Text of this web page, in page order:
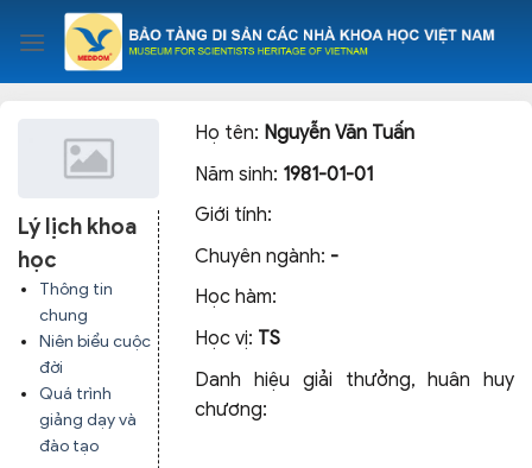
content
Lý lịch khoa
học
Thông tin
chung
Niên biểu cuộc
đời
Quá trình
giảng dạy và
đào tạo
Họ tên: Nguyễn Văn Tuấn
Năm sinh: 1981-01-01
Giới tính:
Chuyên ngành: -
Học hàm:
Học vị: TS
Danh hiệu giải thưởng, huân huy
chương: